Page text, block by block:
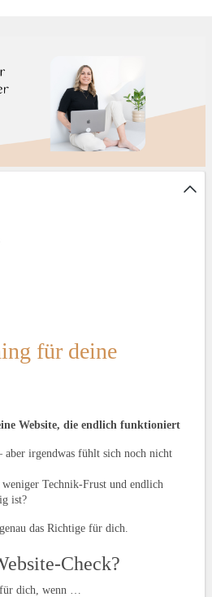
für deine
Website, die endlich funktioniert
aber irgendwas fühlt sich noch nicht
Technik-Frust und endlich
ist?
das Richtige für dich.
Check?
dich, wenn …